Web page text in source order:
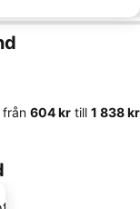
från ‎604 kr till ‎1 838 kr